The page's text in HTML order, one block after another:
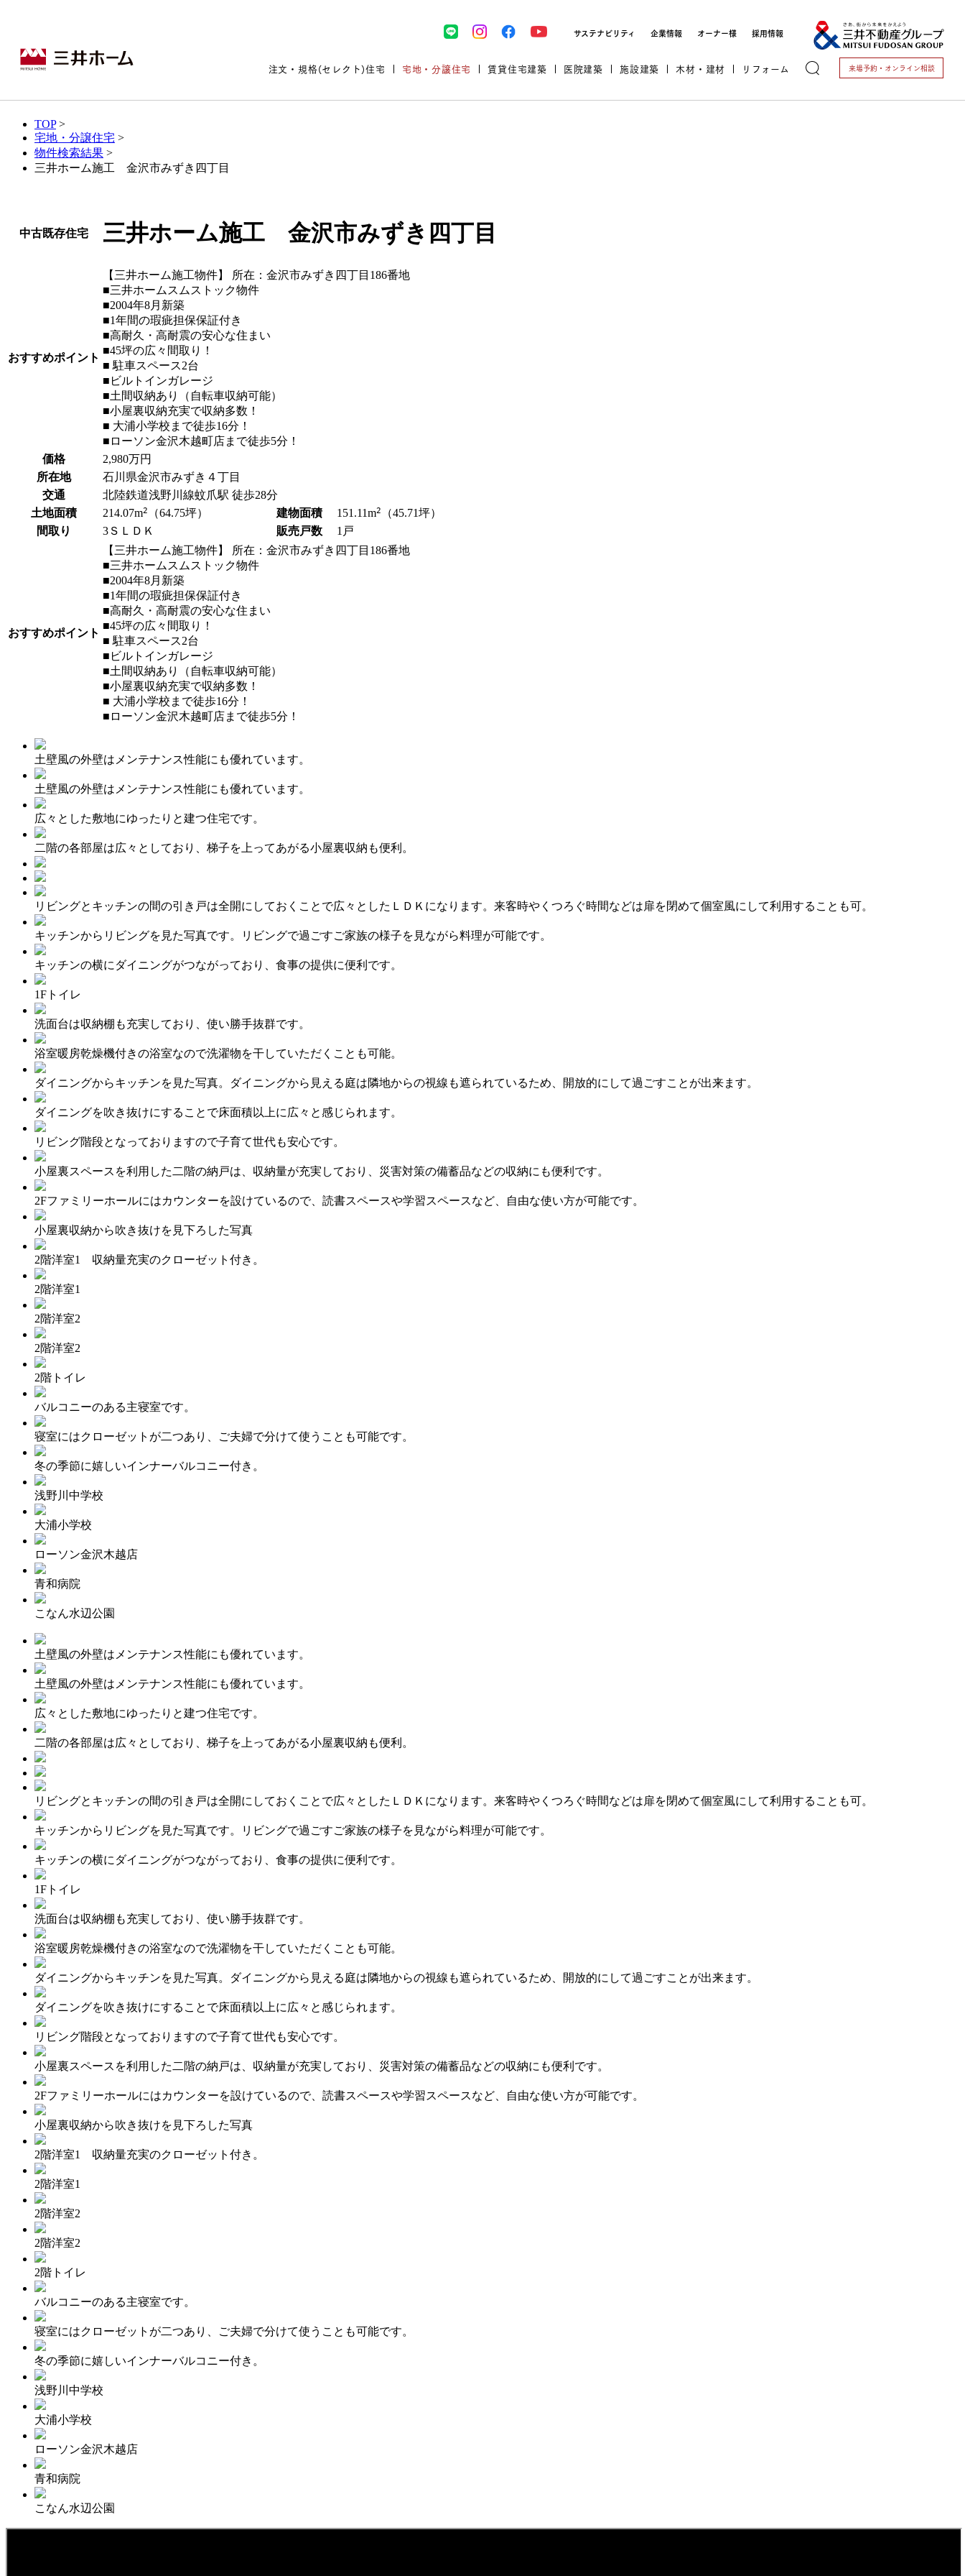
サステナビリティ 企業情報 オーナー様 採用情報
注文・規格(セレクト)住宅
建築実例 デザイン
お住まいづくりガイド
インテリア 暮らし方
宅地・分譲住宅
宅地/建築条件付宅地
建売/戸建分譲
既存住宅（SumStock）
土地・建物探しをコンサルティン
モデルハウス紹介
賃貸住宅建築
木造マンションMOCXION
木造賃貸住宅MOCXSTYLE
実例紹介
イベント＆セミナー
カタログ請求
医院建築
実例紹介
ドクターズ宝箱
ドクターズヴォイス
ドクタープランニュース
セミナー・相談会情報
カタログ請求 ご相談デスク
施設建築
施設建築トップ
実例紹介
選ばれる理由
カタログ請求
木材・建材
事業本部案内
事業内容
建築実例
取扱商品
資料請求
リフォーム
リフォームメニュー 万全のサポート
リフォーム事業所一覧
来場予約・ オンライン相談
TOP>
宅地・分譲住宅 >
物件検索結果 >
三井ホーム施工 金沢市みずき四丁目
中古既存住宅 三井ホーム施工 金沢市みずき四丁目
おすすめポイント
【三井ホーム施工物件】 所在：金沢市みずき四丁目186番地
■三井ホームスムストック物件
■2004年8月新築
■1年間の瑕疵担保保証付き
■高耐久・高耐震の安心な住まい
■45坪の広々間取り！
■ 駐車スペース2台
■ビルトインガレージ
■土間収納あり（自転車収納可能）
■小屋裏収納充実で収納多数！
■ 大浦小学校まで徒歩16分！
■ローソン金沢木越町店まで徒歩5分！
価格
2,980万円
所在地
石川県金沢市みずき４丁目
交通
北陸鉄道浅野川線蚊爪駅 徒歩28分
土地面積
214.07m2 （64.75坪） 建物面積 151.11m2
（45.71坪）
間取り
3ＳＬＤＫ 販売戸数 1戸
おすすめポイント
【三井ホーム施工物件】 所在：金沢市みずき四丁目186番地
■三井ホームスムストック物件
■2004年8月新築
■1年間の瑕疵担保保証付き
■高耐久・高耐震の安心な住まい
■45坪の広々間取り！
■ 駐車スペース2台
■ビルトインガレージ
■土間収納あり（自転車収納可能）
■小屋裏収納充実で収納多数！
■ 大浦小学校まで徒歩16分！
■ローソン金沢木越町店まで徒歩5分！
土壁風の外壁はメンテナンス性能にも優れています。
土壁風の外壁はメンテナンス性能にも優れています。
広々とした敷地にゆったりと建つ住宅です。
二階の各部屋は広々としており、梯子を上ってあがる小屋裏収納も便利。
リビングとキッチンの間の引き戸は全開にしておくことで広々としたＬＤＫになります。来客時やくつろぐ時間などは扉を閉めて個室風にして利用することも可。
キッチンからリビングを見た写真です。リビングで過ごすご家族の様子を見ながら料理が可能です。
キッチンの横にダイニングがつながっており、食事の提供に便利です。
1Fトイレ
洗面台は収納棚も充実しており、使い勝手抜群です。
浴室暖房乾燥機付きの浴室なので洗濯物を干していただくことも可能。
ダイニングからキッチンを見た写真。ダイニングから見える庭は隣地からの視線も遮られているため、開放的にして過ごすことが出来ます。
ダイニングを吹き抜けにすることで床面積以上に広々と感じられます。
リビング階段となっておりますので子育て世代も安心です。
小屋裏スペースを利用した二階の納戸は、収納量が充実しており、災害対策の備蓄品などの収納にも便利です。
2Fファミリーホールにはカウンターを設けているので、読書スペースや学習スペースなど、自由な使い方が可能です。
小屋裏収納から吹き抜けを見下ろした写真
2階洋室1 収納量充実のクローゼット付き。
2階洋室1
2階洋室2
2階洋室2
2階トイレ
バルコニーのある主寝室です。
寝室にはクローゼットが二つあり、ご夫婦で分けて使うことも可能です。
冬の季節に嬉しいインナーバルコニー付き。
浅野川中学校
大浦小学校
ローソン金沢木越店
青和病院
こなん水辺公園
土壁風の外壁はメンテナンス性能にも優れています。
土壁風の外壁はメンテナンス性能にも優れています。
広々とした敷地にゆったりと建つ住宅です。
二階の各部屋は広々としており、梯子を上ってあがる小屋裏収納も便利。
リビングとキッチンの間の引き戸は全開にしておくことで広々としたＬＤＫになります。来客時やくつろぐ時間などは扉を閉めて個室風にして利用することも可。
キッチンからリビングを見た写真です。リビングで過ごすご家族の様子を見ながら料理が可能です。
キッチンの横にダイニングがつながっており、食事の提供に便利です。
1Fトイレ
洗面台は収納棚も充実しており、使い勝手抜群です。
浴室暖房乾燥機付きの浴室なので洗濯物を干していただくことも可能。
ダイニングからキッチンを見た写真。ダイニングから見える庭は隣地からの視線も遮られているため、開放的にして過ごすことが出来ます。
ダイニングを吹き抜けにすることで床面積以上に広々と感じられます。
リビング階段となっておりますので子育て世代も安心です。
小屋裏スペースを利用した二階の納戸は、収納量が充実しており、災害対策の備蓄品などの収納にも便利です。
2Fファミリーホールにはカウンターを設けているので、読書スペースや学習スペースなど、自由な使い方が可能です。
小屋裏収納から吹き抜けを見下ろした写真
2階洋室1 収納量充実のクローゼット付き。
2階洋室1
2階洋室2
2階洋室2
2階トイレ
バルコニーのある主寝室です。
寝室にはクローゼットが二つあり、ご夫婦で分けて使うことも可能です。
冬の季節に嬉しいインナーバルコニー付き。
浅野川中学校
大浦小学校
ローソン金沢木越店
青和病院
こなん水辺公園